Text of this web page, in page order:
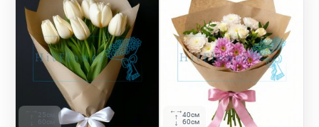
25см
60см
40см
60см